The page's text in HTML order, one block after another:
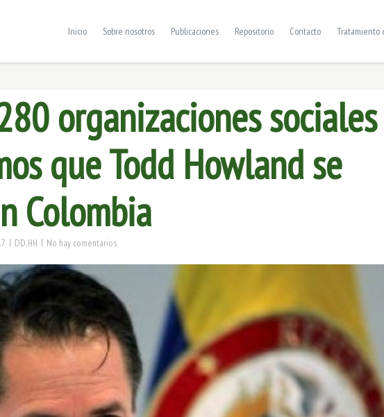
Inicio Sobre nosotros Publicaciones Repositorio Contacto Tratamiento
organizaciones sociales
que Todd Howland se
Colombia
| DD.HH | No hay comentarios